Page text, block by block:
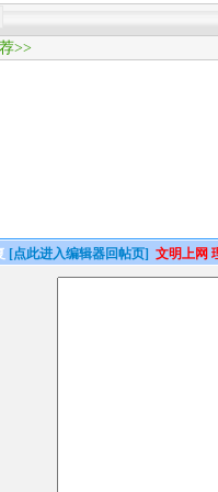
>>
[点此进入编辑器回帖页] 文明上网